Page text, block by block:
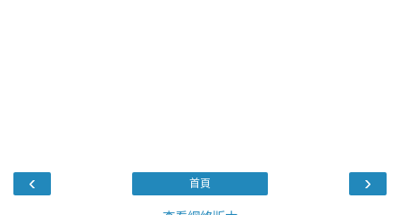
‹ ›
首頁